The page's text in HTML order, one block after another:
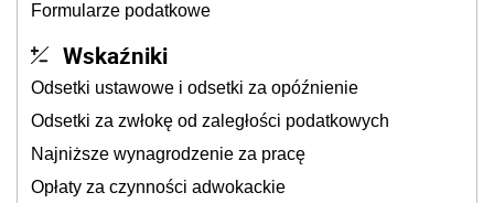
Formularze podatkowe
Wskaźniki
Odsetki ustawowe i odsetki za opóźnienie
Odsetki za zwłokę od zaległości podatkowych
Najniższe wynagrodzenie za pracę
Opłaty za czynności adwokackie